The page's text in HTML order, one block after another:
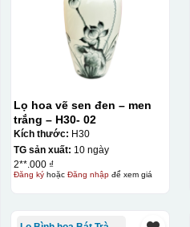
Lọ hoa vẽ sen đen – men
trắng – H30- 02
Kích thước: H30
TG sản xuất: 10 ngày
2**.000 ₫
Đăng kýhoặc Đăng nhậpđể xem giá